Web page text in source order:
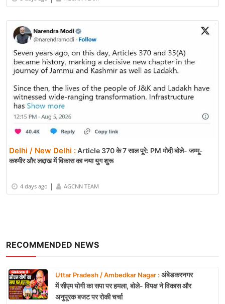
RECOMMENDED NEWS
Uttar Pradesh / Ambedkar Nagar : अंबेडकरनगर
में सीएम योगी का सपा पर हमला, बोले- विपक्ष ने विकास और
अनुपूरक बजट पर रोकी चर्चा
Delhi / New Delhi :Article 370 के 7 साल पूरे: PM मोदी बोले- जम्मू-
कश्मीर और लद्दाख में विकास का नया युग शुरू
4 days ago | AGCNN TEAM